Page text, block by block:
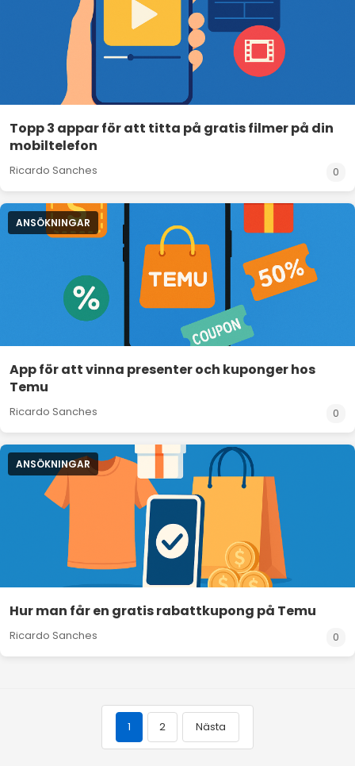
Topp 3 appar för att titta på gratis filmer på din
mobiltelefon
Ricardo Sanches 0
ANSÖKNINGAR
App för att vinna presenter och kuponger hos
Temu
Ricardo Sanches 0
ANSÖKNINGAR
Hur man får en gratis rabattkupong på Temu
Ricardo Sanches 0
1 2 Nästa